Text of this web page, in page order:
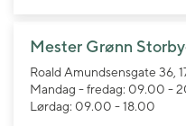
Mester Grønn
Roald Amundsensgate 36,
Mandag - fredag: 09.00 -
Lørdag: 09.00 - 18.00